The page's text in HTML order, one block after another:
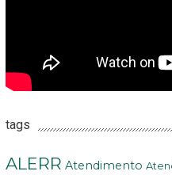
tags
ALERR Atendimento